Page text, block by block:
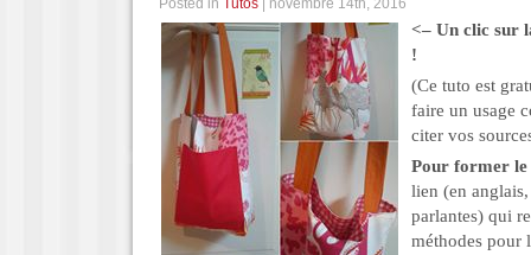
Posted in Tutos | novembre 14th, 2016
<– Un clic sur
!
(Ce tuto est
faire un usage
citer vos
Pour former le
lien (en
parlantes) qui
méthodes pour